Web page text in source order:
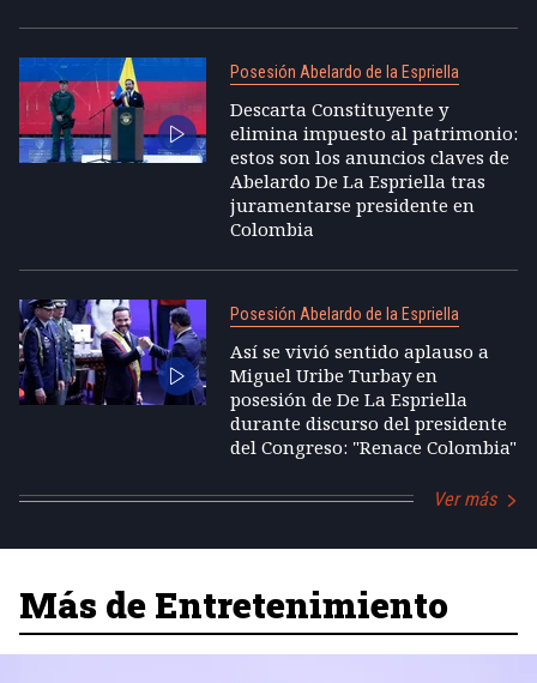
Posesión Abelardo de la Espriella
Descarta Constituyente y
elimina impuesto al patrimonio:
estos son los anuncios claves de
Abelardo De La Espriella tras
juramentarse presidente en
Colombia
Posesión Abelardo de la Espriella
Así se vivió sentido aplauso a
Miguel Uribe Turbay en
posesión de De La Espriella
durante discurso del presidente
del Congreso: "Renace Colombia"
Ver más
Más de Entretenimiento